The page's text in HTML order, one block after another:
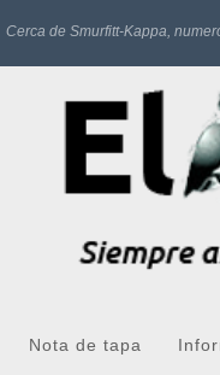
Cerca de Smurfitt-Kappa,
Nota de tapa